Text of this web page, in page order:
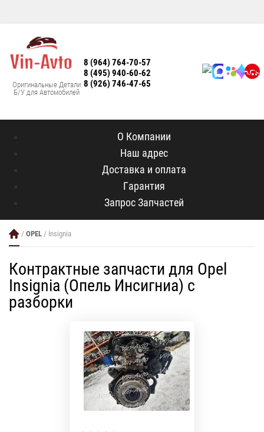
Оригинальные Детали
Б/У для Автомобилей
8 (964) 764-70-57
8 (495) 940-60-62
8 (926) 746-47-65
О Компании
Наш адрес
Доставка и оплата
Гарантия
Запрос Запчастей
/ OPEL / Insignia
Контрактные запчасти для Opel
Insignia (Опель Инсигниа) с
разборки